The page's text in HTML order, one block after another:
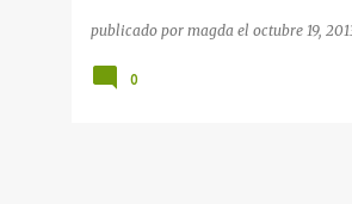
publicado por magda el octubre 19,
0